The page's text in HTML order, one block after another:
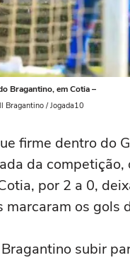
Bragantino, em Cotia –
Bragantino / Jogada10
firme dentro do
da
por 2 a 0,
marcaram os gols
subir